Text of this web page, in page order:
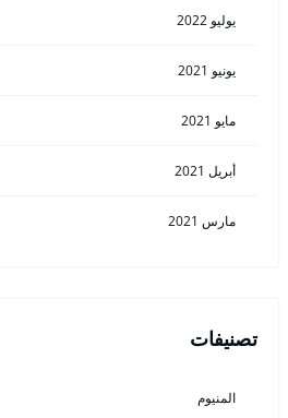
يوليو 2022
يونيو 2021
مايو 2021
أبريل 2021
مارس 2021
تصنيفات
المنيوم